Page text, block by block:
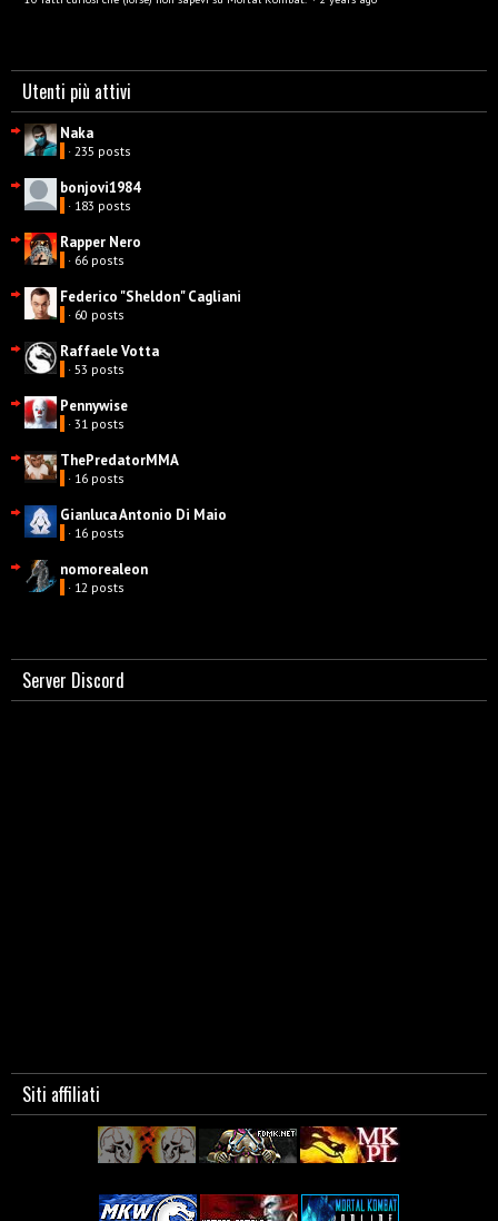
Utenti più attivi
Naka
· 235 posts
bonjovi1984
· 183 posts
Rapper Nero
· 66 posts
Federico "Sheldon" Cagliani
· 60 posts
Raffaele Votta
· 53 posts
Pennywise
· 31 posts
ThePredatorMMA
· 16 posts
Gianluca Antonio Di Maio
· 16 posts
nomorealeon
· 12 posts
Server Discord
Siti affiliati